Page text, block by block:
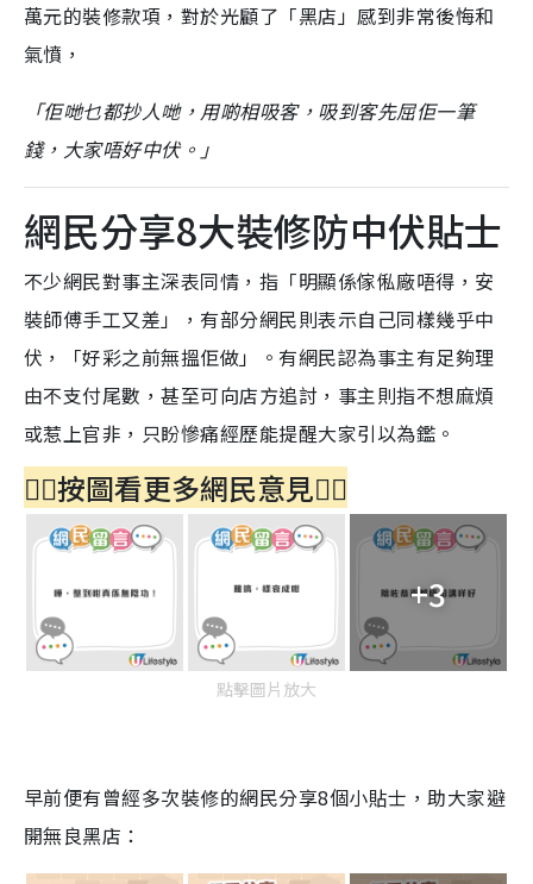
萬元的裝修款項，對於光顧了「黑店」感到非常後悔和
氣憤，
「佢哋乜都抄人哋，用啲相吸客，吸到客先屈佢一筆
錢，大家唔好中伏。」
網民分享8大裝修防中伏貼士
不少網民對事主深表同情，指「明顯係傢俬廠唔得，安
裝師傅手工又差」，有部分網民則表示自己同樣幾乎中
伏，「好彩之前無搵佢做」。有網民認為事主有足夠理
由不支付尾數，甚至可向店方追討，事主則指不想麻煩
或惹上官非，只盼慘痛經歷能提醒大家引以為鑑。
👇🏻按圖看更多網民意見👇🏻
+3
點擊圖片放大
早前便有曾經多次裝修的網民分享8個小貼士，助大家避
開無良黑店：